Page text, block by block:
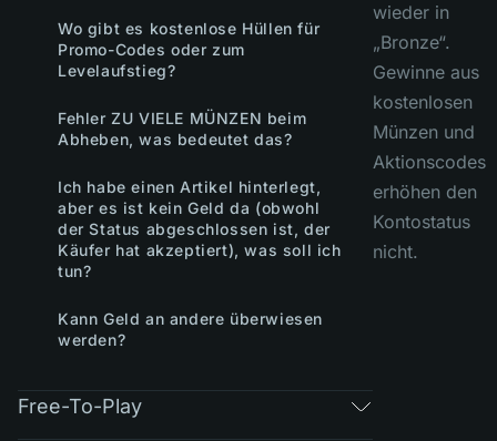
Wo gibt es kostenlose Hüllen für
Promo-Codes oder zum
Levelaufstieg?
Fehler ZU VIELE MÜNZEN beim
Abheben, was bedeutet das?
Ich habe einen Artikel hinterlegt,
aber es ist kein Geld da (obwohl
der Status abgeschlossen ist, der
Käufer hat akzeptiert), was soll ich
tun?
Kann Geld an andere überwiesen
werden?
Free-To-Play
wieder in
„Bronze“.
Gewinne aus
kostenlosen
Münzen und
Aktionscodes
erhöhen den
Kontostatus
nicht.